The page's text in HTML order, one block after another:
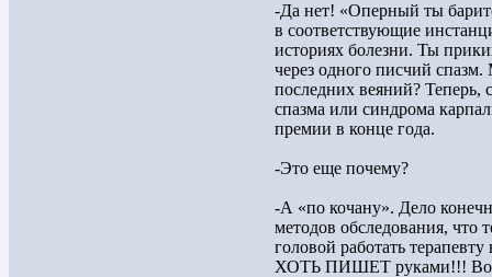
-Да нет! «Оперный ты
в соответствующие
историях болезни. Ты
через одного писчий
последних веяний? Теперь,
спазма или синдрома
премии в конце года.
-Это еще почему?
-А «по кочану». Дело
методов обследования, что
головой работать
ХОТЬ ПИШЕТ руками!!! Вот и